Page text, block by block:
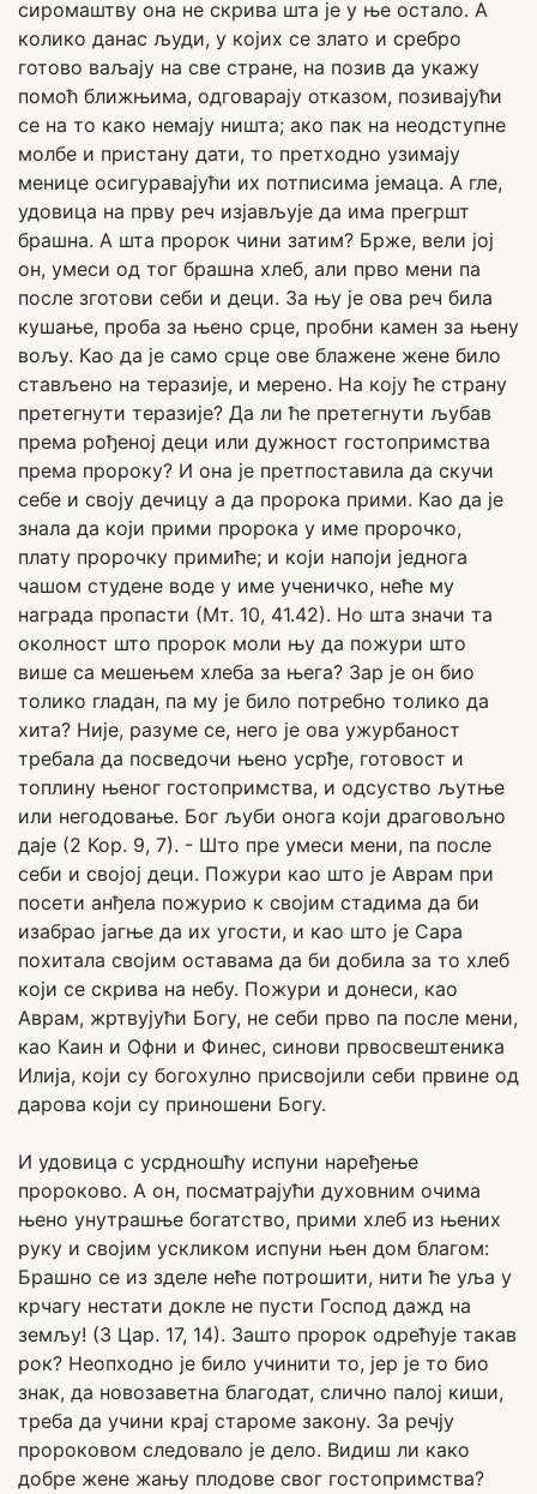
сиромаштву она не скрива шта је у ње остало. А
колико данас људи, у којих се злато и сребро
готово ваљају на све стране, на позив да укажу
помоћ ближњима, одговарају отказом, позивајући
се на то како немају ништа; ако пак на неодступне
молбе и пристану дати, то претходно узимају
менице осигуравајући их потписима јемаца. А гле,
удовица на прву реч изјављује да има прегршт
брашна. А шта пророк чини затим? Брже, вели јој
он, умеси од тог брашна хлеб, али прво мени па
после зготови себи и деци. За њу је ова реч била
кушање, проба за њено срце, пробни камен за њену
вољу. Као да је само срце ове блажене жене било
стављено на теразије, и мерено. На коју ће страну
претегнути теразије? Да ли ће претегнути љубав
према рођеној деци или дужност гостопримства
према пророку? И она је претпоставила да скучи
себе и своју дечицу а да пророка прими. Као да је
знала да који прими пророка у име пророчко,
плату пророчку примиће; и који напоји једнога
чашом студене воде у име ученичко, неће му
награда пропасти (Мт. 10, 41.42). Но шта значи та
околност што пророк моли њу да пожури што
више са мешењем хлеба за њега? Зар је он био
толико гладан, па му је било потребно толико да
хита? Није, разуме се, него је ова ужурбаност
требала да посведочи њено усрђе, готовост и
топлину њеног гостопримства, и одсуство љутње
или негодовање. Бог љуби онога који драговољно
даје (2 Кор. 9, 7). - Што пре умеси мени, па после
себи и својој деци. Пожури као што је Аврам при
посети анђела пожурио к својим стадима да би
изабрао јагње да их угости, и као што је Сара
похитала својим оставама да би добила за то хлеб
који се скрива на небу. Пожури и донеси, као
Аврам, жртвујући Богу, не себи прво па после мени,
као Каин и Офни и Финес, синови првосвештеника
Илија, који су богохулно присвојили себи првине од
дарова који су приношени Богу.
И удовица с усрдношћу испуни наређење
пророково. А он, посматрајући духовним очима
њено унутрашње богатство, прими хлеб из њених
руку и својим ускликом испуни њен дом благом:
Брашно се из зделе неће потрошити, нити ће уља у
крчагу нестати докле не пусти Господ дажд на
земљу! (3 Цар. 17, 14). Зашто пророк одрећује такав
рок? Неопходно је било учинити то, јер је то био
знак, да новозаветна благодат, слично палој киши,
треба да учини крај староме закону. За речју
пророковом следовало је дело. Видиш ли како
добре жене жању плодове свог гостопримства?